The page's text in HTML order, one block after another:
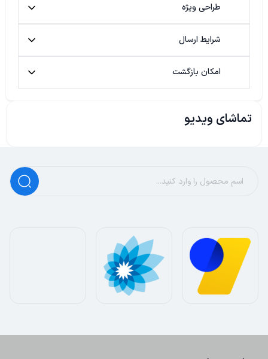
طراحی ویژه
شرایط ارسال
امکان بازگشت
تماشای ویدیو